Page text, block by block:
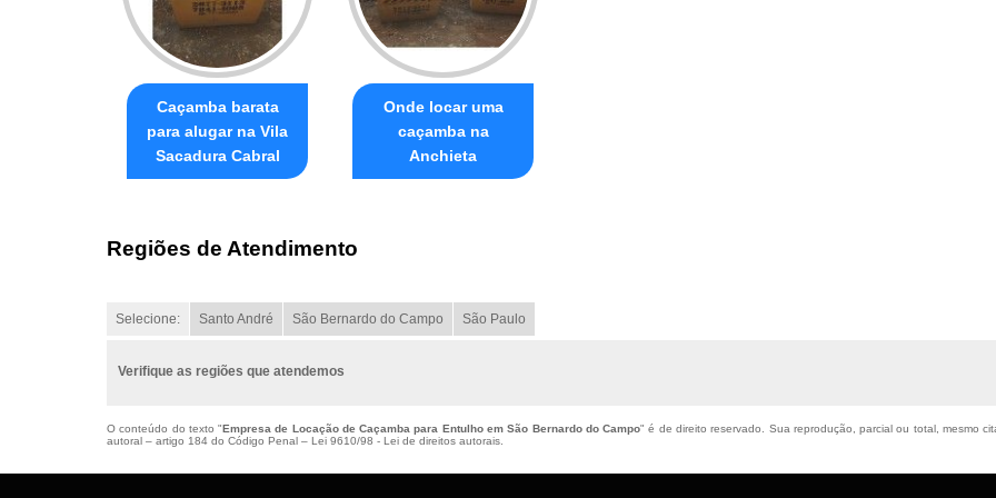
Caçamba barata
para alugar na Vila
Sacadura Cabral
Onde locar uma
caçamba na
Anchieta
Regiões de Atendimento
Selecione: Santo André São Bernardo do Campo São Paulo
Verifique as regiões que atendemos
O conteúdo do texto "Empresa de Locação de Caçamba para Entulho em São Bernardo do Campo" é de direito reservado. Sua reprodução, parcial ou total, mesmo
autoral – artigo 184 do Código Penal – Lei 9610/98 - Lei de direitos autorais